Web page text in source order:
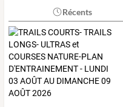
Récents